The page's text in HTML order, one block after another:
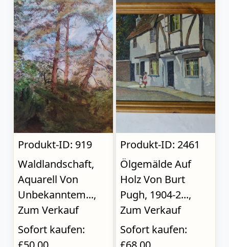
Produkt-ID: 919
Waldlandschaft,
Aquarell Von
Unbekanntem...,
Zum Verkauf
Sofort kaufen:
Produkt-ID: 2461
Ölgemälde Auf
Holz Von Burt
Pugh, 1904-2...,
Zum Verkauf
Sofort kaufen: